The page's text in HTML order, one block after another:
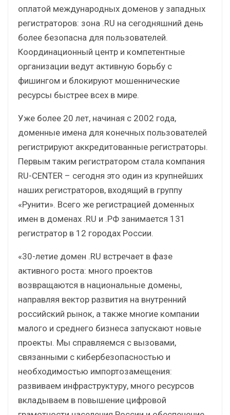
оплатой международных доменов у западных
регистраторов: зона .RU на сегодняшний день
более безопасна для пользователей.
Координационный центр и компетентные
организации ведут активную борьбу с
фишингом и блокируют мошеннические
ресурсы быстрее всех в мире.
Уже более 20 лет, начиная с 2002 года,
доменные имена для конечных пользователей
регистрируют аккредитованные регистраторы.
Первым таким регистратором стала компания
RU-CENTER – сегодня это один из крупнейших
наших регистраторов, входящий в группу
«Рунити». Всего же регистрацией доменных
имен в доменах .RU и .РФ занимается 131
регистратор в 12 городах России.
«30-летие домен .RU встречает в фазе
активного роста: много проектов
возвращаются в национальные домены,
направляя вектор развития на внутренний
российский рынок, а также многие компании
малого и среднего бизнеса запускают новые
проекты. Мы справляемся с вызовами,
связанными с кибербезопасностью и
необходимостью импортозамещения:
развиваем инфраструктуру, много ресурсов
вкладываем в повышение цифровой